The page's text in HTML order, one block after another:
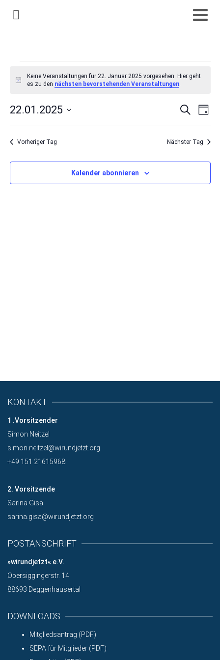
Veranstaltungen
für
22.
Januar
2025
Hinweis
Keine Veranstaltungen für 22. Januar 2025 vorgesehen. Hier geht
es zu den nächsten bevorstehenden Veranstaltungen.
Suche
und
Suche
Tag
22.01.2025
Datum
wählen.
Vorheriger Tag Nächster Tag
Kalender abonnieren
KONTAKT
1 .Vorsitzender
Simon Neitzel
simon.neitzel@wirundjetzt.org
+49 151 21615968
2. Vorsitzende
Sarina Gisa
sarina.gisa@wirundjetzt.org
POSTANSCHRIFT
»wirundjetzt« e.V.
Obersiggingerstr. 14
88693 Deggenhausertal
DOWNLOADS
Mitgliedsantrag (PDF)
SEPA für Mitglieder (PDF)